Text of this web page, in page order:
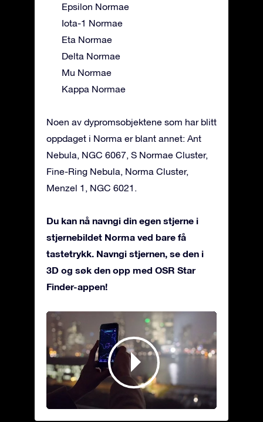
Epsilon Normae
Iota-1 Normae
Eta Normae
Delta Normae
Mu Normae
Kappa Normae
Noen av dypromsobjektene som har blitt
oppdaget i Norma er blant annet: Ant
Nebula, NGC 6067, S Normae Cluster,
Fine-Ring Nebula, Norma Cluster,
Menzel 1, NGC 6021.
Du kan nå navngi din egen stjerne i
stjernebildet Norma ved bare få
tastetrykk. Navngi stjernen, se den i
3D og søk den opp med OSR Star
Finder-appen!